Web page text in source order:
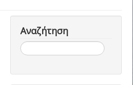
Αναζήτηση
Αναζήτηση...